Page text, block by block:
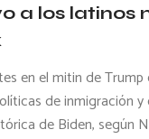
a los latinos
en el mitin de Trump
de inmigración y
de Biden, según